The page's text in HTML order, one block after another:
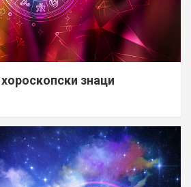
знаци